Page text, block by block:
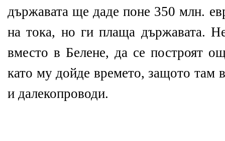
държавата ще даде поне 350 млн.
на тока, но ги плаща държавата.
вместо в Белене, да се построят
като му дойде времето, защото там
и далекопроводи.